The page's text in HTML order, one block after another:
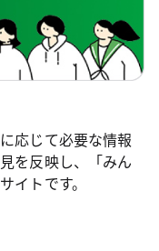
応じて必要な情報
を反映し、「みん
イトです。